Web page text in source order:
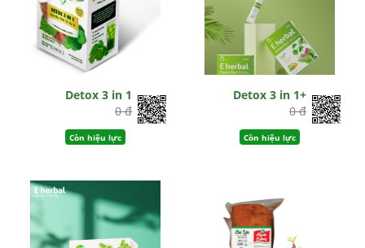
Detox 3 in 1
0 đ
Còn hiệu lực
Detox 3 in 1+
0 đ
Còn hiệu lực